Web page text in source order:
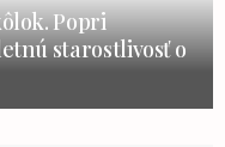
Popri
starostlivosť o